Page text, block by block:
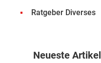
Ratgeber Diverses
Neueste Artikel